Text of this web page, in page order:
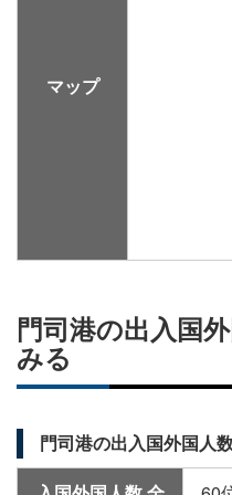
マップ
門司港の出入国
みる
門司港の出入国外国人